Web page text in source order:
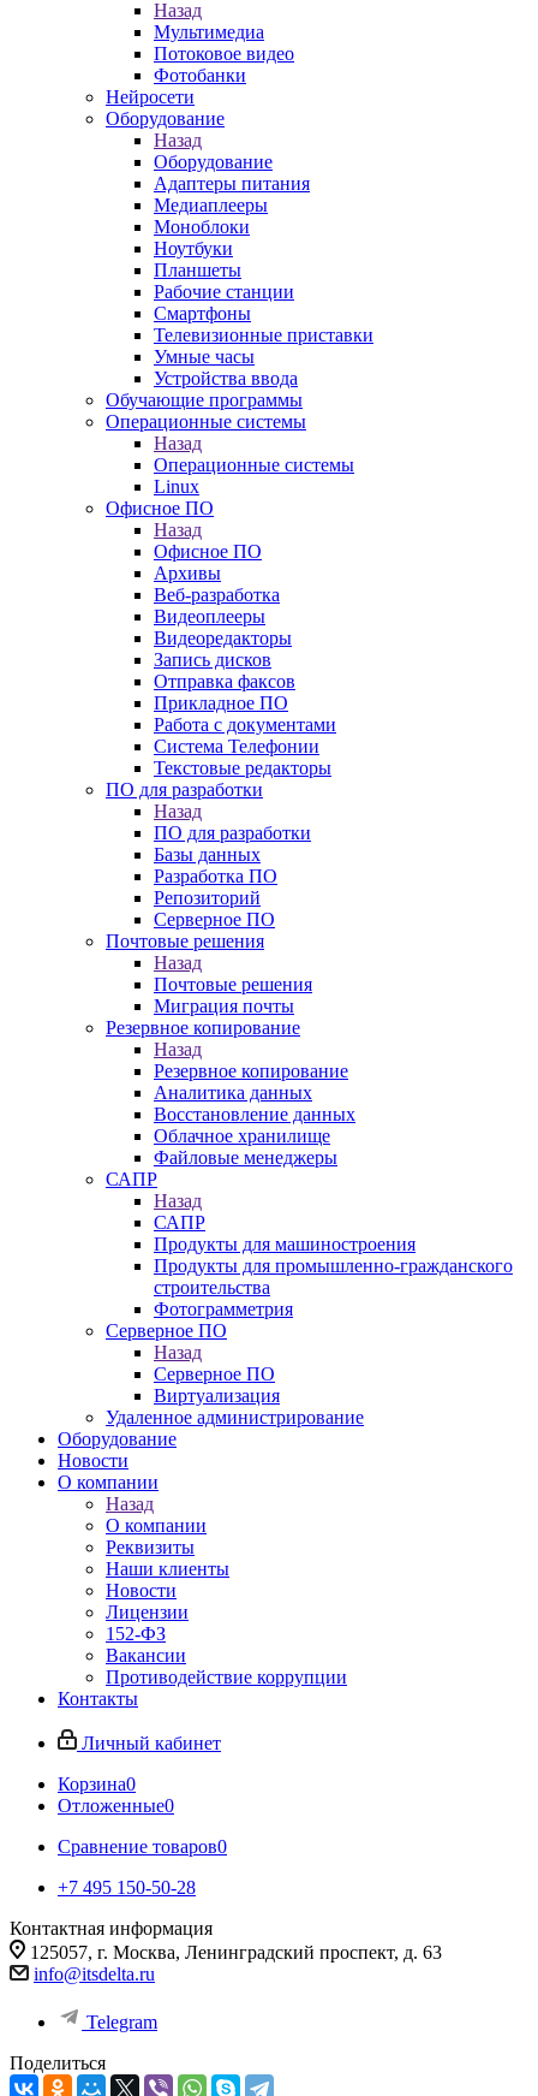
Назад
Мультимедиа
Потоковое видео
Фотобанки
Нейросети
Оборудование
Назад
Оборудование
Адаптеры питания
Медиаплееры
Моноблоки
Ноутбуки
Планшеты
Рабочие станции
Смартфоны
Телевизионные приставки
Умные часы
Устройства ввода
Обучающие программы
Операционные системы
Назад
Операционные системы
Linux
Офисное ПО
Назад
Офисное ПО
Архивы
Веб-разработка
Видеоплееры
Видеоредакторы
Запись дисков
Отправка факсов
Прикладное ПО
Работа с документами
Система Телефонии
Текстовые редакторы
ПО для разработки
Назад
ПО для разработки
Базы данных
Разработка ПО
Репозиторий
Серверное ПО
Почтовые решения
Назад
Почтовые решения
Миграция почты
Резервное копирование
Назад
Резервное копирование
Аналитика данных
Восстановление данных
Облачное хранилище
Файловые менеджеры
САПР
Назад
САПР
Продукты для машиностроения
Продукты для промышленно-гражданского
строительства
Фотограмметрия
Серверное ПО
Назад
Серверное ПО
Виртуализация
Удаленное администрирование
Оборудование
Новости
О компании
Назад
О компании
Реквизиты
Наши клиенты
Новости
Лицензии
152-ФЗ
Вакансии
Противодействие коррупции
Контакты
Личный кабинет
Корзина0
Отложенные0
Сравнение товаров0
+7 495 150-50-28
Контактная информация
125057, г. Москва, Ленинградский проспект, д. 63
info@itsdelta.ru
Telegram
Поделиться